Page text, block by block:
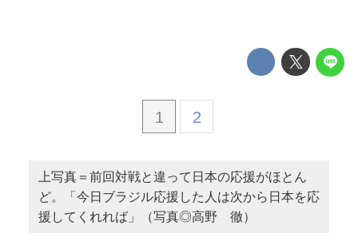
1 2
上写真＝前回対戦と違って日本の応援がほとん
ど。「今日ブラジル応援した人は次から日本を応
援してくれれば」（写真◎高野 徹）